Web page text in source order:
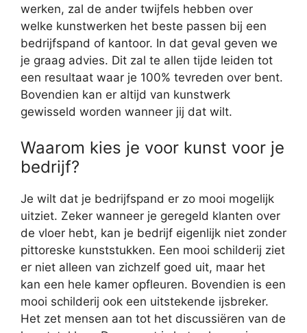
werken, zal de ander twijfels hebben over
welke kunstwerken het beste passen bij een
bedrijfspand of kantoor. In dat geval geven we
je graag advies. Dit zal te allen tijde leiden tot
een resultaat waar je 100% tevreden over bent.
Bovendien kan er altijd van kunstwerk
gewisseld worden wanneer jij dat wilt.
Waarom kies je voor kunst voor je
bedrijf?
Je wilt dat je bedrijfspand er zo mooi mogelijk
uitziet. Zeker wanneer je geregeld klanten over
de vloer hebt, kan je bedrijf eigenlijk niet zonder
pittoreske kunststukken. Een mooi schilderij ziet
er niet alleen van zichzelf goed uit, maar het
kan een hele kamer opfleuren. Bovendien is een
mooi schilderij ook een uitstekende ijsbreker.
Het zet mensen aan tot het discussiëren van de